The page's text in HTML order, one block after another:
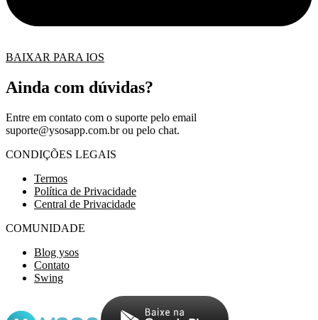
BAIXAR PARA IOS
Ainda com dúvidas?
Entre em contato com o suporte pelo email
suporte@ysosapp.com.brou pelo chat.
CONDIÇÕES LEGAIS
Termos
Política de Privacidade
Central de Privacidade
COMUNIDADE
Blog ysos
Contato
Swing